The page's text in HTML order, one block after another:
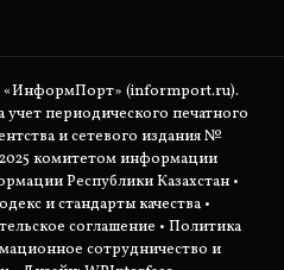
(informport.ru).
периодического печатного
и сетевого издания №
комитетом информации
Республики Казахстан •
и стандарты качества •
соглашение • Политика
сотрудничество и